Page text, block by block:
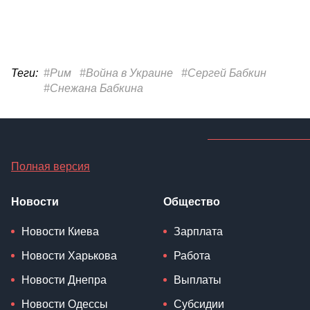
Теги: #Рим #Война в Украине
#Сергей Бабкин
#Снежана Бабкина
Полная версия
Новости
Новости Киева
Новости Харькова
Новости Днепра
Новости Одессы
Общество
Зарплата
Работа
Выплаты
Субсидии